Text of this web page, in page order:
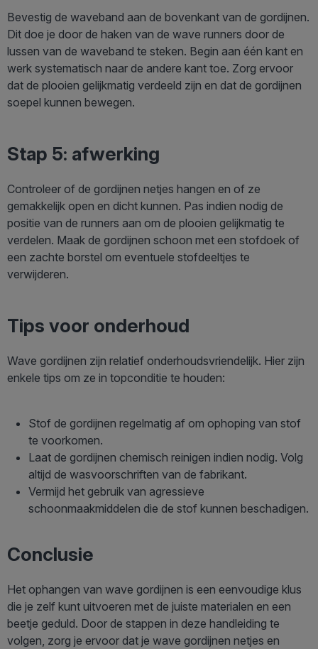
Bevestig de waveband aan de bovenkant van de gordijnen.
Dit doe je door de haken van de wave runners door de
lussen van de waveband te steken. Begin aan één kant en
werk systematisch naar de andere kant toe. Zorg ervoor
dat de plooien gelijkmatig verdeeld zijn en dat de gordijnen
soepel kunnen bewegen.
Stap 5: afwerking
Controleer of de gordijnen netjes hangen en of ze
gemakkelijk open en dicht kunnen. Pas indien nodig de
positie van de runners aan om de plooien gelijkmatig te
verdelen. Maak de gordijnen schoon met een stofdoek of
een zachte borstel om eventuele stofdeeltjes te
verwijderen.
Tips voor onderhoud
Wave gordijnen zijn relatief onderhoudsvriendelijk. Hier zijn
enkele tips om ze in topconditie te houden:
Stof de gordijnen regelmatig af om ophoping van stof
te voorkomen.
Laat de gordijnen chemisch reinigen indien nodig. Volg
altijd de wasvoorschriften van de fabrikant.
Vermijd het gebruik van agressieve
schoonmaakmiddelen die de stof kunnen beschadigen.
Conclusie
Het ophangen van wave gordijnen is een eenvoudige klus
die je zelf kunt uitvoeren met de juiste materialen en een
beetje geduld. Door de stappen in deze handleiding te
volgen, zorg je ervoor dat je wave gordijnen netjes en